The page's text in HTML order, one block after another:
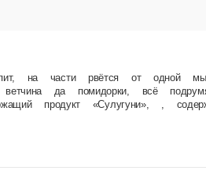
про самую простую, самую
продукт «Моцарелла», молокосодержащий